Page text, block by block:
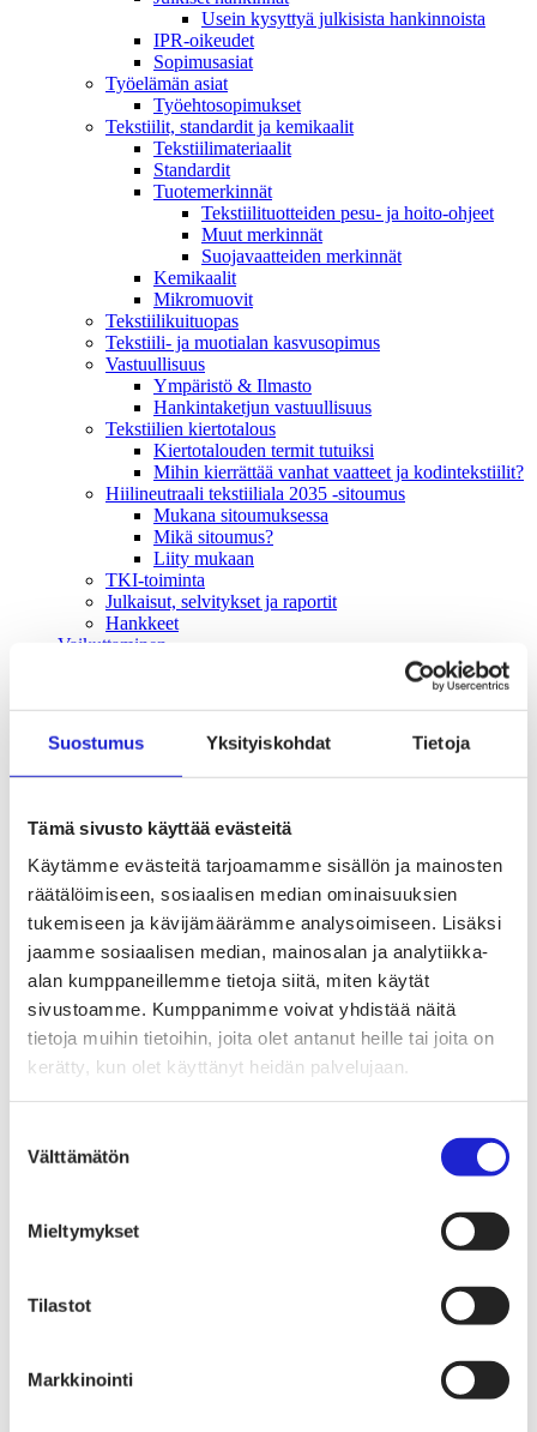
Suostumus Yksityiskohdat Tietoja
Tämä sivusto käyttää evästeitä
Käytämme evästeitä tarjoamamme sisällön ja mainosten
räätälöimiseen, sosiaalisen median ominaisuuksien
tukemiseen ja kävijämäärämme analysoimiseen. Lisäksi
jaamme sosiaalisen median, mainosalan ja analytiikka-
alan kumppaneillemme tietoja siitä, miten käytät
sivustoamme. Kumppanimme voivat yhdistää näitä
tietoja muihin tietoihin, joita olet antanut heille tai joita on
kerätty, kun olet käyttänyt heidän palvelujaan.
valinta
Välttämätön
Mieltymykset
Tilastot
Markkinointi
Usein kysyttyä julkisista hankinnoista
IPR-oikeudet
Sopimusasiat
Työelämän asiat
Työehto­sopimukset
Tekstiilit, standardit ja kemikaalit
Tekstiilimateriaalit
Standardit
Tuotemerkinnät
Tekstiilituotteiden pesu- ja hoito-ohjeet
Muut merkinnät
Suojavaatteiden merkinnät
Kemikaalit
Mikromuovit
Tekstiilikuitu­opas
Tekstiili- ja muotialan kasvusopimus
Vastuullisuus
Ympäristö & Ilmasto
Hankintaketjun vastuullisuus
Tekstiilien kiertotalous
Kiertotalouden termit tutuiksi
Mihin kierrättää vanhat vaatteet ja kodintekstiilit?
Hiilineutraali tekstiiliala 2035 -sitoumus
Mukana sitoumuksessa
Mikä sitoumus?
Liity mukaan
TKI-toiminta
Julkaisut, selvitykset ja raportit
Hankkeet
Vaikuttaminen
Mahdollisuuksien ala – lue vaikuttamis­viestimme
EU-vaalit 2024: Reilut pelisäännöt turvaavat
elinvoimaisen tekstiili- ja muotialan Suomessa ja
Euroopassa
Tekstiili- ja muotialasta viennin uusi kärki
Suomesta tekstiilialan kiertotalouden &
Tekstiili- ja muotiala tarvitsee monipuolista
osaamista
Tekstiiliala on tärkeä osa Suomen
huoltovarmuutta
Luodaan kannusteet kuluttajan vihreään
siirtymään
EU-vaikuttaminen
Tekstiilimerkintäuudistus (TLR)
Digitaalinen tuotepassi
Tekstiilien tuottajavastuu (EPR)
Kannanotot ja lausunnot
Lausunnot ja kantapaperit
Pikamuodin rajoittaminen
Vaikuttajaryhmät jäsenyrityksille
Yritysvastuu, kiertotalous ja toimivat markkinat -
Osaaminen ja vetovoima -vaikuttajaryhmä
Tule jäseneksi